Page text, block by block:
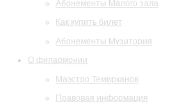
Абонементы Малого зала
Как купить билет
Абонементы Музитория
О филармонии
Маэстро Темирканов
Правовая информация